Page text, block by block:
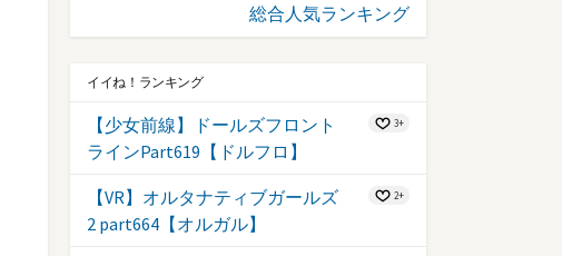
総合人気ランキング
イイね！ランキング
【少女前線】ドールズフロント
ラインPart619【ドルフロ】
3+
【VR】オルタナティブガールズ
2 part664【オルガル】
2+